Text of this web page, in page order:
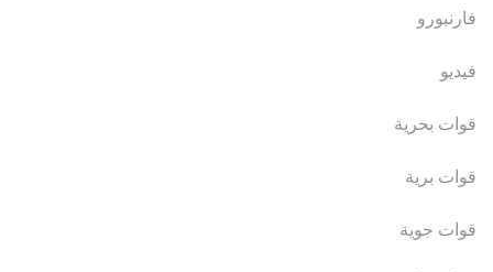
فارنبورو
فيديو
قوات بحرية
قوات برية
قوات جوية